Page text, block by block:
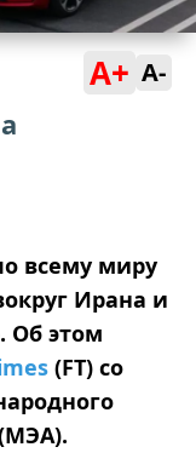
A+ A-
всему миру
Ирана и
Об этом
(FT) со